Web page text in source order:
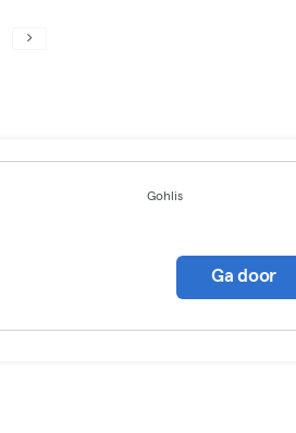
Gohlis
Ga door